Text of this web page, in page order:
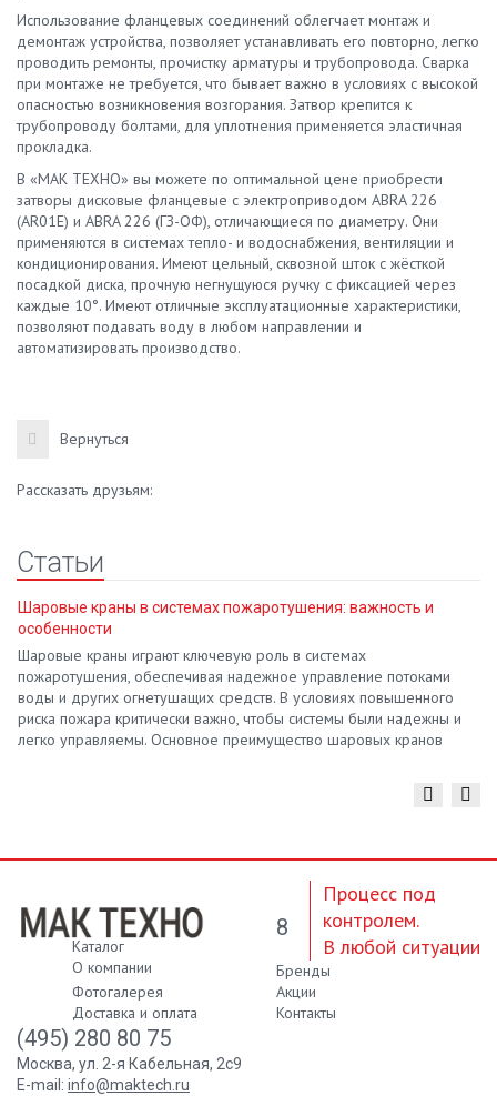
Использование фланцевых соединений облегчает монтаж и
демонтаж устройства, позволяет устанавливать его повторно, легко
проводить ремонты, прочистку арматуры и трубопровода. Сварка
при монтаже не требуется, что бывает важно в условиях с высокой
опасностью возникновения возгорания. Затвор крепится к
трубопроводу болтами, для уплотнения применяется эластичная
прокладка.
В «МАК ТЕХНО» вы можете по оптимальной цене приобрести
затворы дисковые фланцевые с электроприводом ABRA 226
(AR01E) и ABRA 226 (ГЗ-ОФ), отличающиеся по диаметру. Они
применяются в системах тепло- и водоснабжения, вентиляции и
кондиционирования. Имеют цельный, сквозной шток с жёсткой
посадкой диска, прочную негнущуюся ручку с фиксацией через
каждые 10°. Имеют отличные эксплуатационные характеристики,
позволяют подавать воду в любом направлении и
автоматизировать производство.
Вернуться
Рассказать друзьям:
Статьи
Шаровые краны в системах пожаротушения: важность и
особенности
Шаровые краны играют ключевую роль в системах
пожаротушения, обеспечивая надежное управление потоками
воды и других огнетушащих средств. В условиях повышенного
риска пожара критически важно, чтобы системы были надежны и
легко управляемы. Основное преимущество шаровых кранов
актуально в экстренных ситуациях, когда каждая секунда имеет
Процесс под
контролем.
В любой ситуации
Каталог
О компании
Бренды
Фотогалерея
Акции
Доставка и оплата
Контакты
8
(495) 280 80 75
Москва, ул. 2-я Кабельная, 2с9
E-mail: info@maktech.ru